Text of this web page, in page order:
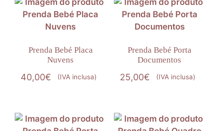
Prenda Bebé Placa
Nuvens
40,00€ (IVA inclusa)
Prenda Bebé Porta
Documentos
25,00€ (IVA inclusa)